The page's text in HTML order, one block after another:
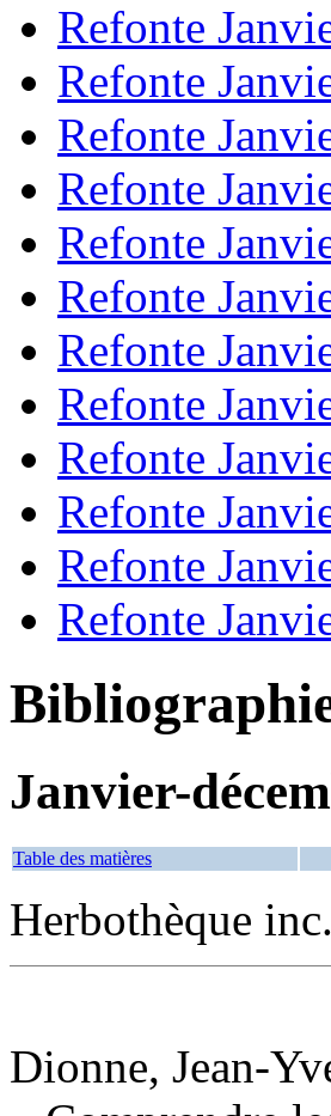
Refonte
Refonte
Refonte
Refonte
Refonte
Refonte
Refonte
Refonte
Refonte
Refonte
Refonte
Refonte
Janvier-
Table des matières
Herbothèque
Dionne, Jean-